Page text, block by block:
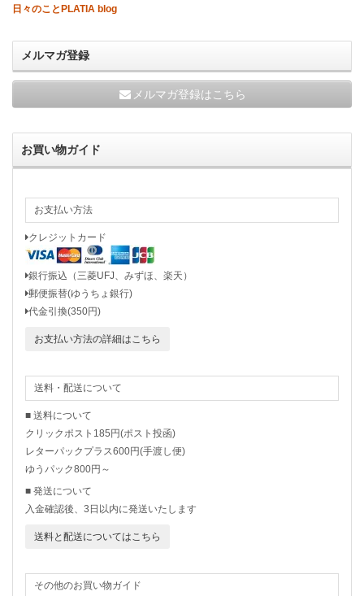
日々のことPLATIA blog
メルマガ登録
メルマガ登録はこちら
お買い物ガイド
お支払い方法
クレジットカード
銀行振込（三菱UFJ、みずほ、楽天）
郵便振替(ゆうちょ銀行)
代金引換(350円)
お支払い方法の詳細はこちら
送料・配送について
■ 送料について
クリックポスト185円(ポスト投函)
レターパックプラス600円(手渡し便)
ゆうパック800円～
■ 発送について
入金確認後、3日以内に発送いたします
送料と配送についてはこちら
その他のお買い物ガイド